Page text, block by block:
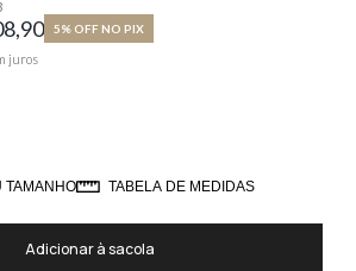
5% OFF NO PIX
juros
TAMANHO TABELA DE MEDIDAS
Adicionar à sacola